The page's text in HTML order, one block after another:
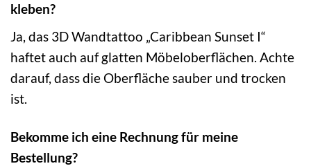
kleben?
Ja, das 3D Wandtattoo „Caribbean Sunset I“
haftet auch auf glatten Möbeloberflächen. Achte
darauf, dass die Oberfläche sauber und trocken
ist.
Bekomme ich eine Rechnung für meine
Bestellung?